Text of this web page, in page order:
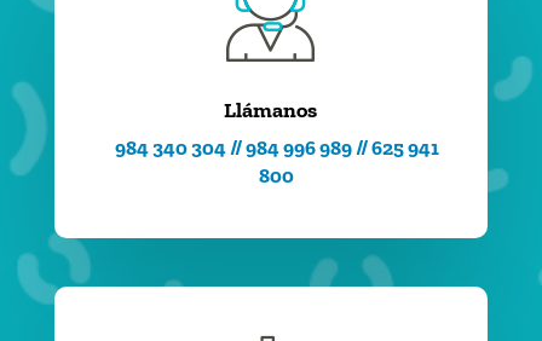
Llámanos
984 340 304 // 984 996 989 // 625 941
800